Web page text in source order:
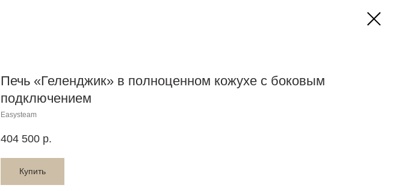
Печь «Геленджик» в полноценном кожухе с боковым
подключением
Easysteam
404 500 р.
Купить